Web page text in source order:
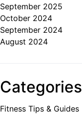
September 2025
October 2024
September 2024
August 2024
Categories
Fitness Tips & Guides